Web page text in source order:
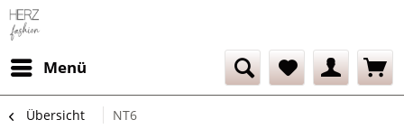
Menü
Übersicht NT6